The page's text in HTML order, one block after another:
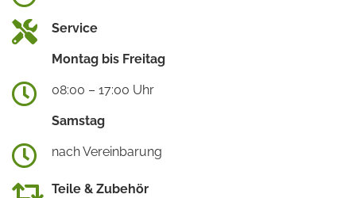
Service
Montag bis Freitag
08:00 – 17:00 Uhr
Samstag
nach Vereinbarung
Teile & Zubehör